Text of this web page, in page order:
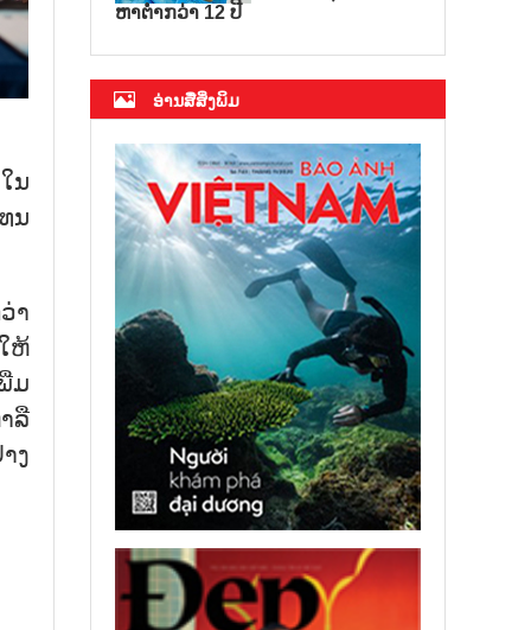
ນ​
ນ​
າ
ຫ້​
ມ​
ລື​
ງ
ຫາຕ່ຳກວ່າ 12 ປີ
ອ່ານສື່ສິ່ງພິມ